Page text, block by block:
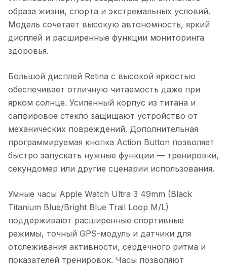
образа жизни, спорта и экстремальных условий.
Модель сочетает высокую автономность, яркий
дисплей и расширенные функции мониторинга
здоровья.
Большой дисплей Retina с высокой яркостью
обеспечивает отличную читаемость даже при
ярком солнце. Усиленный корпус из титана и
сапфировое стекло защищают устройство от
механических повреждений. Дополнительная
программируемая кнопка Action Button позволяет
быстро запускать нужные функции — тренировки,
секундомер или другие сценарии использования.
Умные часы Apple Watch Ultra 3 49mm (Black
Titanium Blue/Bright Blue Trail Loop M/L)
поддерживают расширенные спортивные
режимы, точный GPS-модуль и датчики для
отслеживания активности, сердечного ритма и
показателей тренировок. Часы позволяют